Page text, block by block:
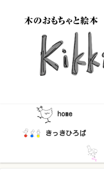
home
きっきひろば